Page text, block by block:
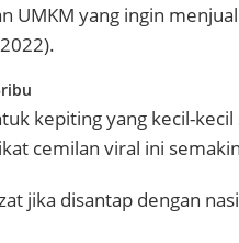
UMKM yang ingin
kepiting yang kecil-
cemilan viral ini
jika disantap dengan